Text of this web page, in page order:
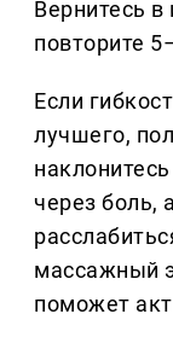
Вернитесь
повторите
Если
лучшего,
через боль,
массажный
поможет